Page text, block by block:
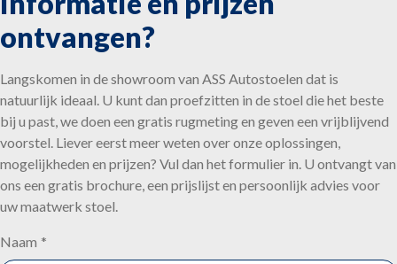
Daarom ASS
24-uurs stoel
Bestelwagenstoel
Cabinestoel
ontvangen?
Langskomen in de showroom van ASS Autostoelen dat is
natuurlijk ideaal. U kunt dan proefzitten in de stoel die het beste
bij u past, we doen een gratis rugmeting en geven een vrijblijvend
voorstel. Liever eerst meer weten over onze oplossingen,
mogelijkheden en prijzen? Vul dan het formulier in. U ontvangt van
ons een gratis brochure, een prijslijst en persoonlijk advies voor
uw maatwerk stoel.
Naam *